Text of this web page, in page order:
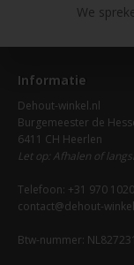
We
Informatie
Dehout-winkel.nl
Burgemeester de
6411 CH Heerlen
Let op: Afhalen of
Telefoon: +31 970
contact@dehout-
Btw-nummer: